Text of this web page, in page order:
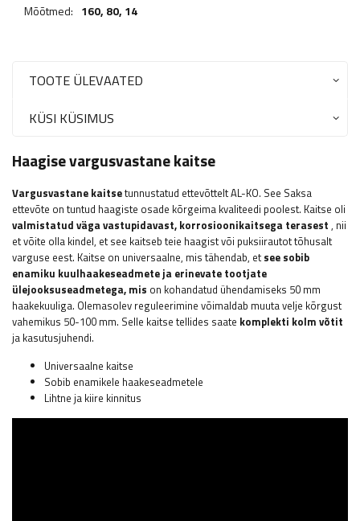
Mõõtmed: 160, 80, 14
TOOTE ÜLEVAATED
KÜSI KÜSIMUS
Haagise vargusvastane kaitse
Vargusvastane kaitsetunnustatud ettevõttelt AL-KO. See Saksa
ettevõte on tuntud haagiste osade kõrgeima kvaliteedi poolest. Kaitse oli
valmistatud väga vastupidavast, korrosioonikaitsega terasest , nii
et võite olla kindel, et see kaitseb teie haagist või puksiirautot tõhusalt
varguse eest. Kaitse on universaalne, mis tähendab, etsee sobib
enamiku kuulhaakeseadmete ja erinevate tootjate
ülejooksuseadmetega, mis on kohandatud ühendamiseks 50 mm
haakekuuliga. Olemasolev reguleerimine võimaldab muuta velje kõrgust
vahemikus 50-100 mm. Selle kaitse tellides saate komplekti kolm võtit
ja kasutusjuhendi.
Universaalne kaitse
Sobib enamikele haakeseadmetele
Lihtne ja kiire kinnitus